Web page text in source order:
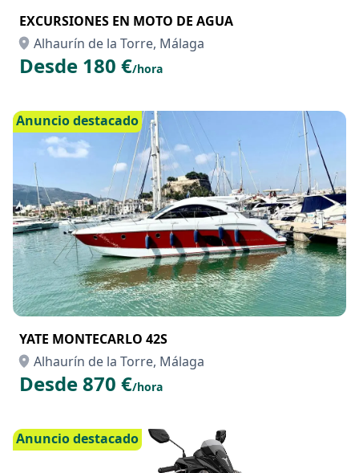
EXCURSIONES EN MOTO DE AGUA
Alhaurín de la Torre, Málaga
Desde 180 €/hora
Anuncio destacado
YATE MONTECARLO 42S
Alhaurín de la Torre, Málaga
Desde 870 €/hora
Anuncio destacado